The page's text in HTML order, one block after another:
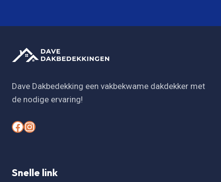
Dave Dakbedekking een vakbekwame dakdekker met
de nodige ervaring!
# #
Snelle link